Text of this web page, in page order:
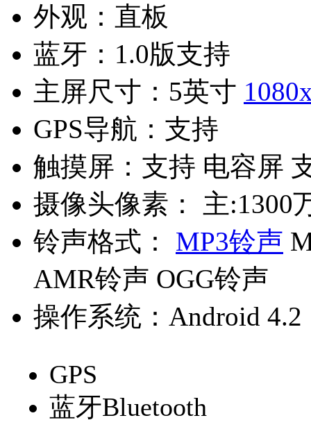
外观： 直板
蓝牙： 1.0版支持
主屏尺寸： 5英寸
GPS导航： 支持
触摸屏： 支持 电容屏
摄像头像素：
主:1300
铃声格式：
MP3铃声
AMR铃声 OGG铃声
操作系统： Android 4.2
GPS
蓝牙Bluetooth